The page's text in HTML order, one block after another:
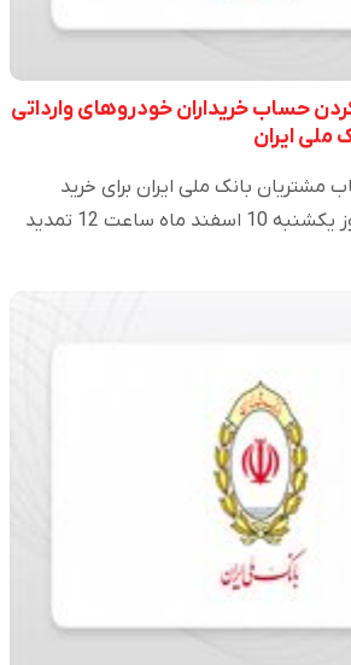
حساب خریداران خودروهای وارداتی
ملی ایران
مشتریان بانک ملی ایران برای خرید
خودروهای وارداتی تا روز یکشنبه 10 اسفند ماه ساعت 12 تمدید